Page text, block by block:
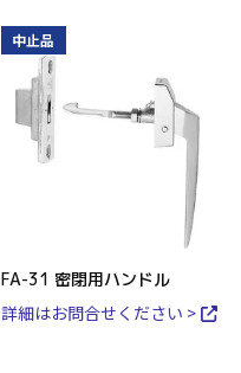
中止品
FA-31 密閉用ハンドル
詳細はお問合せください >